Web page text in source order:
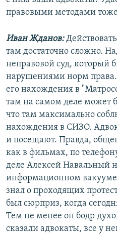
правовыми методами
Иван Жданов:
там достаточно сложно.
неправовой суд, который
нарушениями норм права.
его нахождения в
там на самом деле может
что там максимально
нахождения в СИЗО.
и посещают. Правда,
как в фильмах, по
деле Алексей Навальный
информационном
знал о проходящих
был сюрприз, когда
Тем не менее он бодр
сказали адвокаты, все у